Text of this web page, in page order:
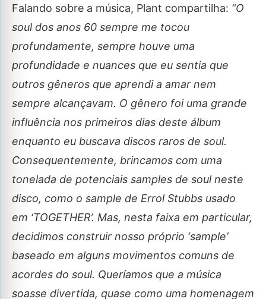
Falando sobre a música, Plant compartilha: “O
soul dos anos 60 sempre me tocou
profundamente, sempre houve uma
profundidade e nuances que eu sentia que
outros gêneros que aprendi a amar nem
sempre alcançavam. O gênero foi uma grande
influência nos primeiros dias deste álbum
enquanto eu buscava discos raros de soul.
Consequentemente, brincamos com uma
tonelada de potenciais samples de soul neste
disco, como o sample de Errol Stubbs usado
em ‘TOGETHER’. Mas, nesta faixa em particular,
decidimos construir nosso próprio ‘sample’
baseado em alguns movimentos comuns de
acordes do soul. Queríamos que a música
soasse divertida, quase como uma homenagem